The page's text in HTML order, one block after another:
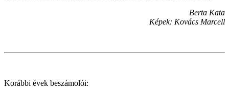
Berta Kata
Képek: Kovács Marcell
Korábbi évek beszámolói: